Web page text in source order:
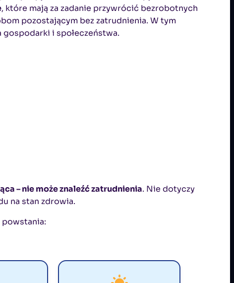
, które mają za zadanie przywrócić bezrobotnych
pozostającym bez zatrudnienia. W tym
i społeczeństwa.
– nie może znaleźć zatrudnienia. Nie dotyczy
na stan zdrowia.